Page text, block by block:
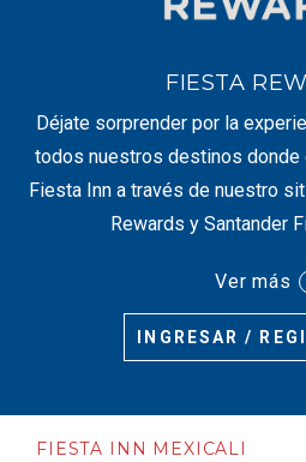
FIESTA
Déjate sorprender por la
todos nuestros destinos donde
Fiesta Inn a través de nuestro
Rewards y Santander
Ver más
INGRESAR /
FIESTA INN MEXICALI